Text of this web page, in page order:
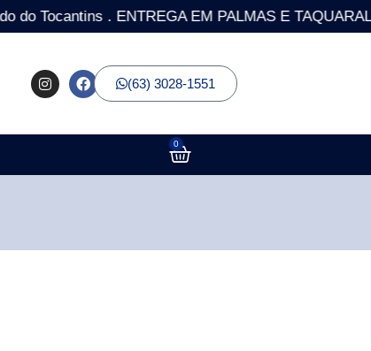
Tocantins . ENTREGA EM PALMAS E
(63) 3028-1551
0